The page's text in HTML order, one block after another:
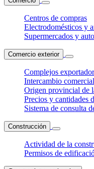
Centros de compras
Electrodomésticos y
Supermercados y
Comercio exterior
Complejos
Intercambio
Origen provincial de
Precios y cantidades
Sistema de consulta
Construcción
Actividad de la
Permisos de